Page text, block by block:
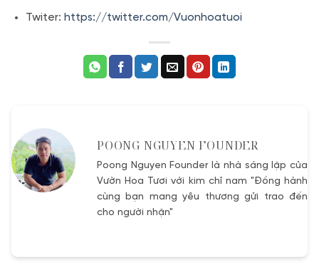
Twiter: https://twitter.com/Vuonhoatuoi
POONG NGUYEN FOUNDER
Poong Nguyen Founder là nhà sáng lập của
Vườn Hoa Tươi với kim chỉ nam "Đồng hành
cùng bạn mang yêu thương gửi trao đến
cho người nhận"